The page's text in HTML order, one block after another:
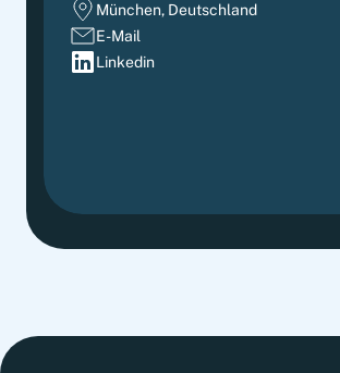
München, Deutschland
E-Mail
Linkedin